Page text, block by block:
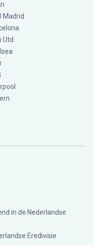
Madrid
Utd
in de Nederlandse
Eredivisie